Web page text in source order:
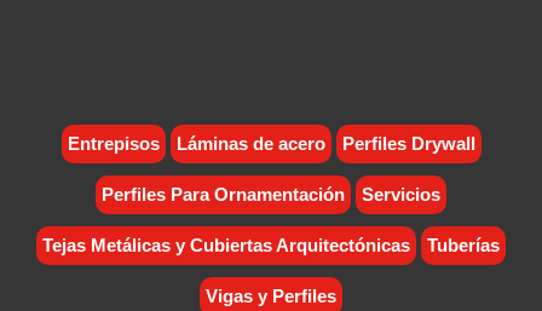
Entrepisos Láminas de acero Perfiles Drywall
Perfiles Para Ornamentación Servicios
Tejas Metálicas y Cubiertas Arquitectónicas Tuberías
Vigas y Perfiles